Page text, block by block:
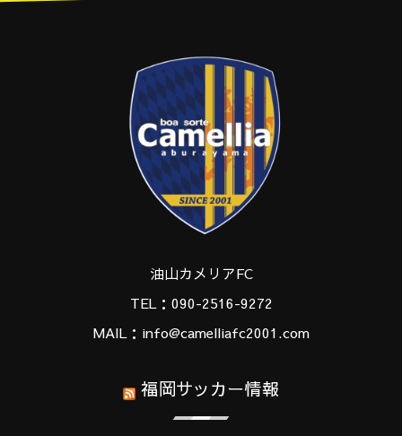
油山カメリアFC
TEL：090-2516-9272
MAIL：info@camelliafc2001.com
福岡サッカー情報